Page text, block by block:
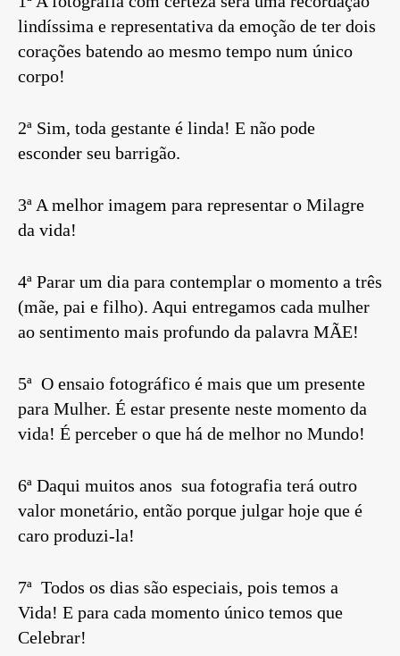
lindíssima e representativa da emoção de ter dois
corações batendo ao mesmo tempo num único
corpo!
2ª Sim, toda gestante é linda! E não pode
esconder seu barrigão.
3ª A melhor imagem para representar o Milagre
da vida!
4ª Parar um dia para contemplar o momento a três
(mãe, pai e filho). Aqui entregamos cada mulher
ao sentimento mais profundo da palavra MÃE!
5ª O ensaio fotográfico é mais que um presente
para Mulher. É estar presente neste momento da
vida! É perceber o que há de melhor no Mundo!
6ª Daqui muitos anos sua fotografia terá outro
valor monetário, então porque julgar hoje que é
caro produzi-la!
7ª Todos os dias são especiais, pois temos a
Vida! E para cada momento único temos que
Celebrar!